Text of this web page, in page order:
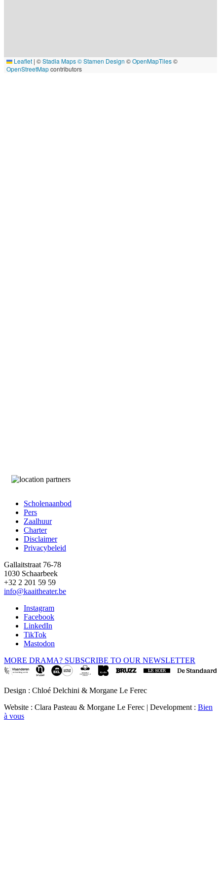
Leaflet | ©Stadia Maps© Stamen Design ©OpenMapTiles©
OpenStreetMapcontributors
Footer
Scholenaanbod
Pers
Zaalhuur
Charter
Disclaimer
Privacybeleid
Gallaitstraat 76-78
1030 Schaarbeek
+32 2 201 59 59
info@kaaitheater.be
Instagram
Facebook
LinkedIn
TikTok
Mastodon
MORE DRAMA? SUBSCRIBE TO OUR NEWSLETTER
Design : Chloé Delchini & Morgane Le Ferec
Website : Clara Pasteau & Morgane Le Ferec | Development : Bien
à vous